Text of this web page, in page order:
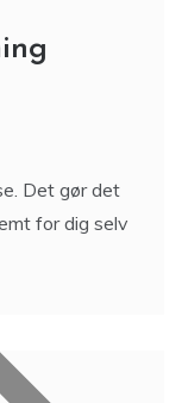
Det gør det
for dig selv